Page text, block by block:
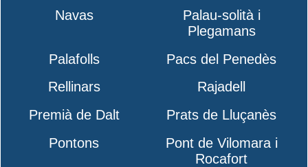
Navas
Palau-solità i
Plegamans
Palafolls
Pacs del Penedès
Rellinars
Rajadell
Premià de Dalt
Prats de Lluçanès
Pontons
Pont de Vilomara i
Rocafort